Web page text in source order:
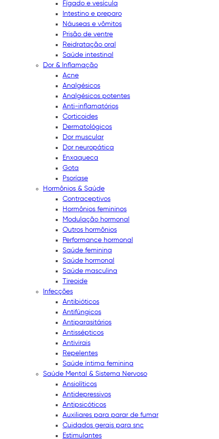
Fígado e vesícula
Intestino e preparo
Náuseas e vômitos
Prisão de ventre
Reidratação oral
Saúde intestinal
Dor & Inflamação
Acne
Analgésicos
Analgésicos potentes
Anti-inflamatórios
Corticoides
Dermatológicos
Dor muscular
Dor neuropática
Enxaqueca
Gota
Psoríase
Hormônios & Saúde
Contraceptivos
Hormônios femininos
Modulação hormonal
Outros hormônios
Performance hormonal
Saúde feminina
Saúde hormonal
Saúde masculina
Tireoide
Infecções
Antibióticos
Antifúngicos
Antiparasitários
Antissépticos
Antivirais
Repelentes
Saúde íntima feminina
Saúde Mental & Sistema Nervoso
Ansiolíticos
Antidepressivos
Antipsicóticos
Auxiliares para parar de fumar
Cuidados gerais para snc
Estimulantes